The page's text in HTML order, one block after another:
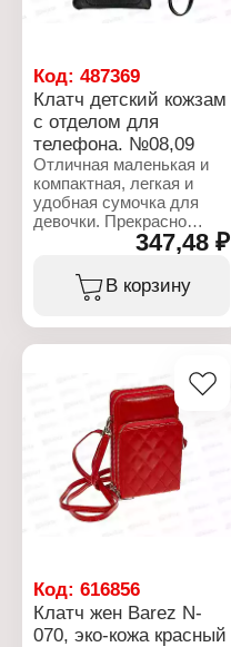
Код: 487369
Клатч детский кожзам
с отделом для
телефона. №08,09
Отличная маленькая и
компактная, легкая и
удобная сумочка для
девочки. Прекрасно
подойдет для
дополнения образа, для
фотосессий и для
повседневного
прекрасно подойдет для
хранения телефона,
носового платка или
любого другого
небольшого предмета. А
все остальное, в том
числе кошелек, можно
поместить в основное
молнию.
Характеристики:
Тип товара: Сумка
347,48 ₽
В корзину
Код: 616856
Клатч жен Barez N-
070, эко-кожа красный